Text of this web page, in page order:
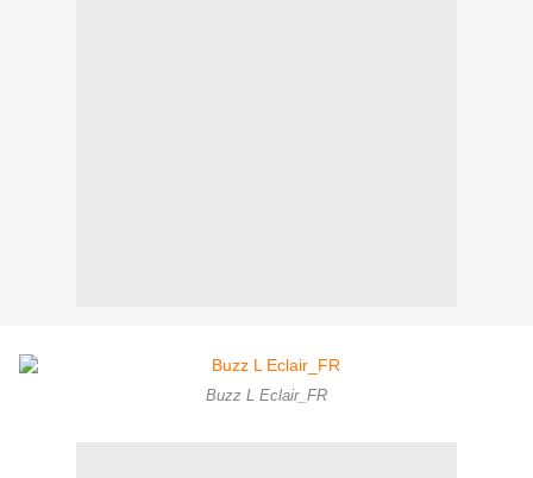
Buzz L Eclair_FR